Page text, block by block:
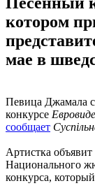
котором
мае в
Певица Джамала
конкурсе
сообщает
Артистка
Национального
конкурса,